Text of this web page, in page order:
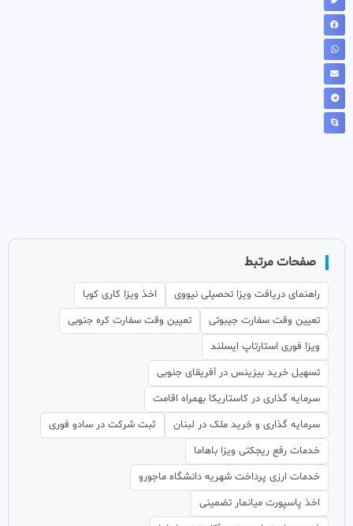
صفحات مرتبط
راهنمای دریافت ویزا تحصیلی نیووی
اخذ ویزا کاری کوبا
تعیین وقت سفارت جیبوتی
تعیین وقت سفارت کره جنوبی
ویزا فوری استارتاپ ایسلند
تسهیل خرید بیزینس در آفریقای جنوبی
سرمایه گذاری در کاستاریکا بهمراه اقامت
سرمایه گذاری و خرید ملک در لبنان
ثبت شرکت در سادو فوری
خدمات رفع ریجکتی ویزا باهاما
خدمات ارزی پرداخت شهریه دانشگاه ماجورو
اخذ پاسپورت میانمار تضمینی